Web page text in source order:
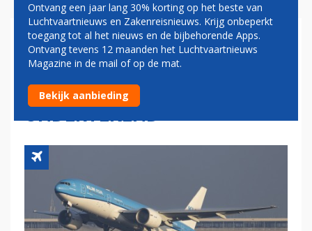
PETITIE VOOR 'EERLIJKERE'
IPB-REGELING KLM AL MEER
DAN 5.000 KEER
ONDERTEKEND
Ontvang een jaar lang 30% korting op het beste van
Luchtvaartnieuws en Zakenreisnieuws. Krijg onbeperkt
toegang tot al het nieuws en de bijbehorende Apps.
Ontvang tevens 12 maanden het Luchtvaartnieuws
Magazine in de mail of op de mat.
Bekijk aanbieding